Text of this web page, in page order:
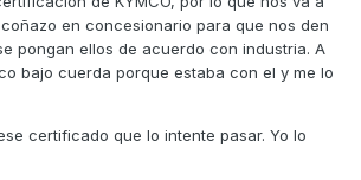
en concesionario para que nos den
pongan ellos de acuerdo con industria. A
bajo cuerda porque estaba con el y me lo
certificado que lo intente pasar. Yo lo